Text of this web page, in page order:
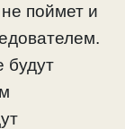
поймет и
будут